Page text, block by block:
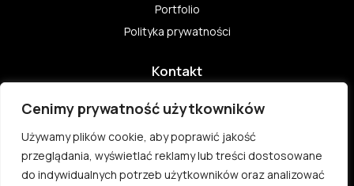
Cenimy prywatność użytkowników
Używamy plików cookie, aby poprawić jakość
przeglądania, wyświetlać reklamy lub treści dostosowane
do indywidualnych potrzeb użytkowników oraz analizować
Portfolio
Polityka prywatności
Kontakt
Ul. Zbyłowita 46 61-062 Poznań
billy13@o2.pl
605970255
NIP 972-101-31-38